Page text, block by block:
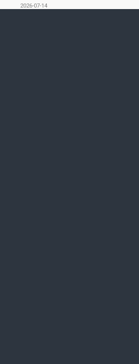
2026-07-14